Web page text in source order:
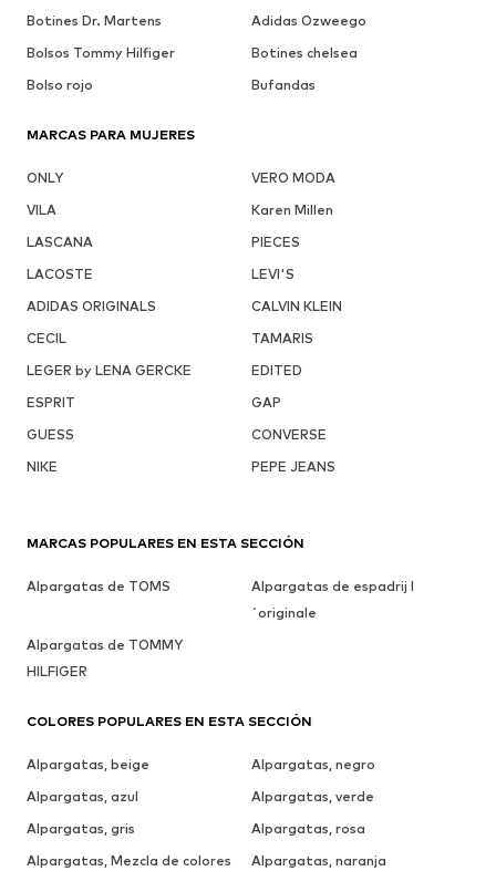
Botines Dr. Martens
Adidas Ozweego
Bolsos Tommy Hilfiger
Botines chelsea
Bolso rojo
Bufandas
MARCAS PARA MUJERES
ONLY
VERO MODA
VILA
Karen Millen
LASCANA
PIECES
LACOSTE
LEVI'S
ADIDAS ORIGINALS
CALVIN KLEIN
CECIL
TAMARIS
LEGER by LENA GERCKE
EDITED
ESPRIT
GAP
GUESS
CONVERSE
NIKE
PEPE JEANS
MARCAS POPULARES EN ESTA SECCIÓN
Alpargatas de TOMS
Alpargatas de espadrij l
´originale
Alpargatas de TOMMY
HILFIGER
COLORES POPULARES EN ESTA SECCIÓN
Alpargatas, beige
Alpargatas, negro
Alpargatas, azul
Alpargatas, verde
Alpargatas, gris
Alpargatas, rosa
Alpargatas, Mezcla de colores
Alpargatas, naranja